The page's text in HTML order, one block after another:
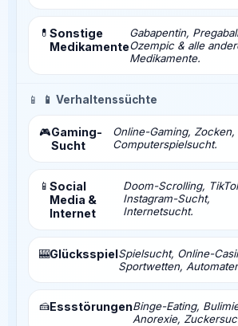
💊 Sonstige
Medikamente
Gabapentin,
Ozempic & alle
Medikamente.
📱 📱 Verhaltenssüchte
🎮Gaming-
Sucht
Online-Gaming, Zocken,
Computerspielsucht.
📱 Social
Media &
Internet
Doom-Scrolling,
Instagram-Sucht,
Internetsucht.
🎰GlücksspielSpielsucht, Online-
Sportwetten,
🍰EssstörungenBinge-Eating,
Anorexie,